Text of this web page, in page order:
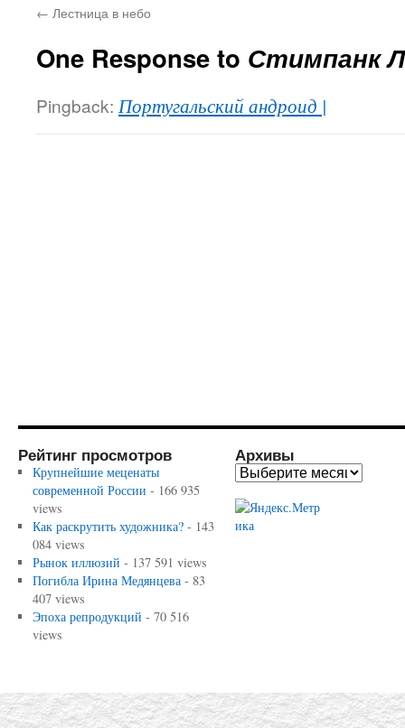
← Лестница в небо
One Response to Стимпанк
Pingback: Португальский андроид |
Рейтинг просмотров
Крупнейшие меценаты
современной России - 166 935
views
Как раскрутить художника?- 143
084 views
Рынок иллюзий - 137 591 views
Погибла Ирина Медянцева- 83
407 views
Эпоха репродукций - 70 516
views
Архивы